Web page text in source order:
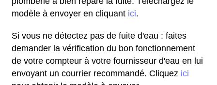
modèle à envoyer en cliquant ici.
Si vous ne détectez pas de fuite d'eau : faites
demander la vérification du bon fonctionnement
de votre compteur à votre fournisseur d'eau en lui
envoyant un courrier recommandé. Cliquez ici